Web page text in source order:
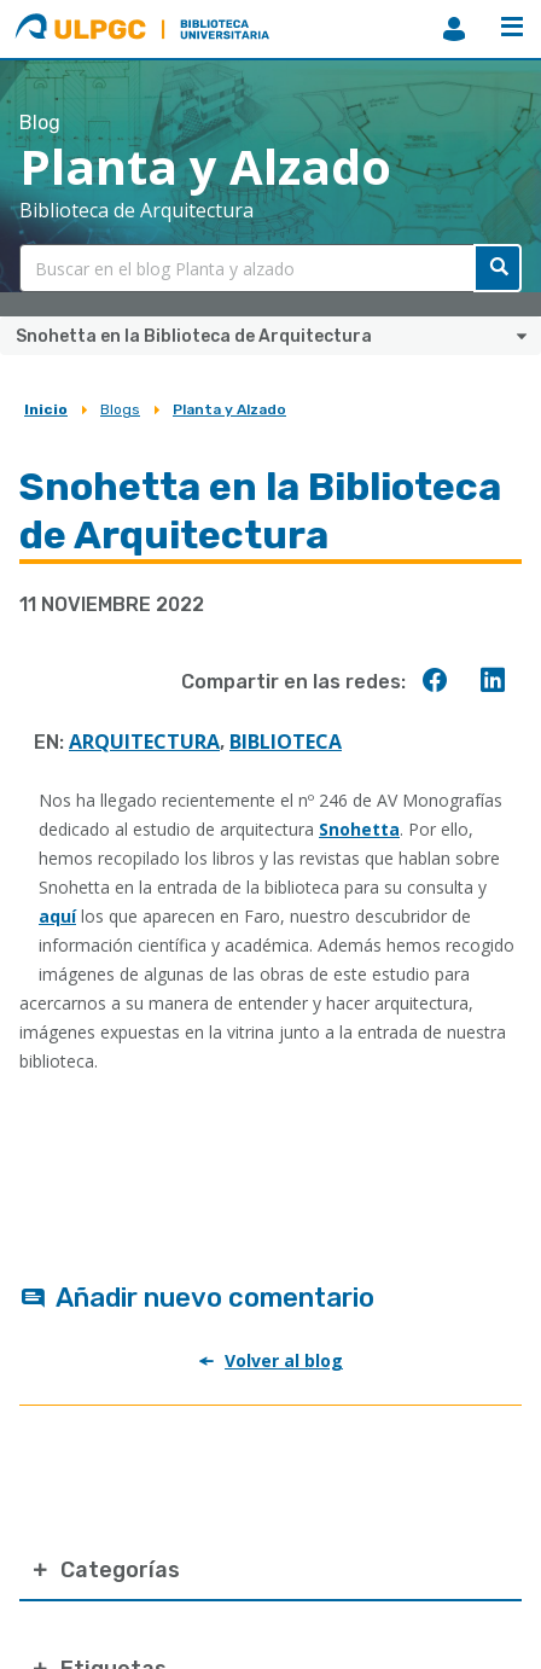
ULPGC
Biblioteca
ULPGC
Blog
Planta y Alzado
Biblioteca de Arquitectura
Snohetta en la Biblioteca de Arquitectura
Sobrescribir
de
ayuda
la
Inicio Blogs Planta y Alzado
Categorías
Snohetta en la Biblioteca
de Arquitectura
11 NOVIEMBRE 2022
Compartir en las redes:
EN: ARQUITECTURA, BIBLIOTECA
Nos ha llegado recientemente el nº 246 de AV Monografías
dedicado al estudio de arquitectura Snohetta. Por ello,
hemos recopilado los libros y las revistas que hablan sobre
Snohetta en la entrada de la biblioteca para su consulta y
aquílos que aparecen en Faro, nuestro descubridor de
información científica y académica. Además hemos recogido
imágenes de algunas de las obras de este estudio para
acercarnos a su manera de entender y hacer arquitectura,
imágenes expuestas en la vitrina junto a la entrada de nuestra
biblioteca.
Añadir nuevo comentario
Volver al blog